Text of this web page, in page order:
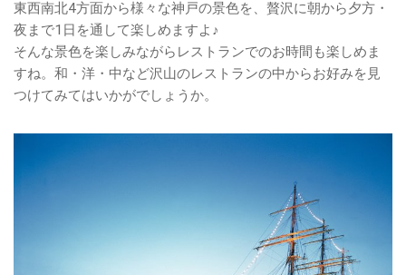
東西南北4方面から様々な神戸の景色を、贅沢に朝から夕方・
夜まで1日を通して楽しめますよ♪
そんな景色を楽しみながらレストランでのお時間も楽しめま
すね。和・洋・中など沢山のレストランの中からお好みを見
つけてみてはいかがでしょうか。